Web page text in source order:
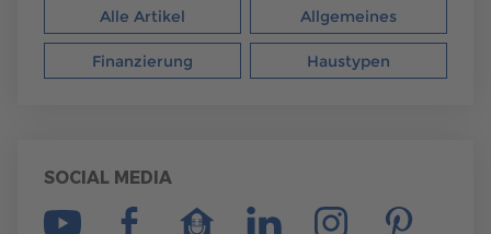
Alle Artikel Allgemeines
Finanzierung Haustypen
SOCIAL MEDIA